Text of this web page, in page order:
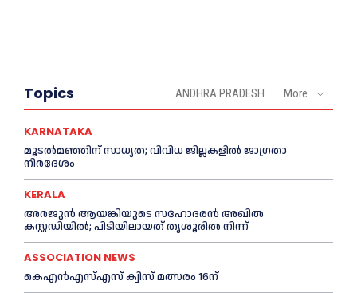
Topics ANDHRA PRADESH More
KARNATAKA
മൂടൽമഞ്ഞിന് സാധ്യത; വിവിധ ജില്ലകളിൽ ജാഗ്രതാ
നിർദേശം
KERALA
അര്‍ജുന്‍ ആയങ്കിയുടെ സഹോദരന്‍ അഖില്‍
കസ്റ്റഡിയില്‍; പിടിയിലായത് തൃശൂരില്‍ നിന്ന്
ASSOCIATION NEWS
കെഎൻഎസ്എസ് ക്വിസ് മത്സരം 16ന്